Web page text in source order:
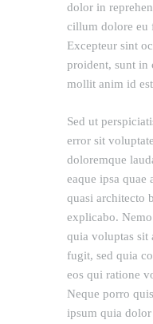
dolor in
cillum dolore eu
Excepteur sint
proident, sunt in
mollit anim id
Sed ut
error sit
doloremque
eaque ipsa
quasi architecto
explicabo.
quia voluptas sit
fugit, sed quia
eos qui ratione
Neque porro
ipsum quia dolor